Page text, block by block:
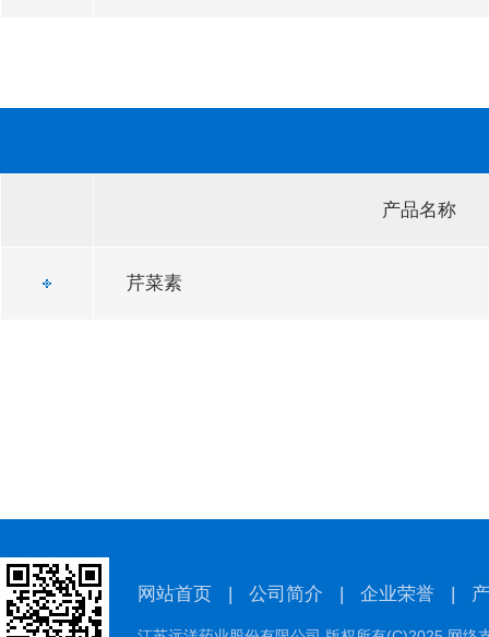
产品名称
芹菜素
网站首页 | 公司简介 | 企业荣誉 |